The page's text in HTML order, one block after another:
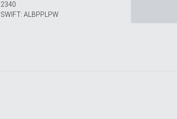
2340
SWIFT: ALBPPLPW